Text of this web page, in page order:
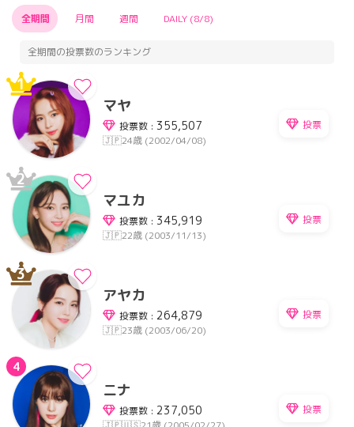
全期間 月間 週間 DAILY (8/8)
全期間の投票数のランキング
1
マヤ
投票数 : 355,507
🇯🇵24歳 (2002/04/08)
投票
2
マユカ
投票数 : 345,919
🇯🇵22歳 (2003/11/13)
投票
3
アヤカ
投票数 : 264,879
🇯🇵23歳 (2003/06/20)
投票
4
ニナ
投票数 : 237,050 投票